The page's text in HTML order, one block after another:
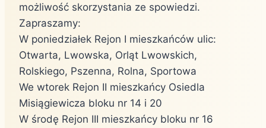
możliwość skorzystania ze spowiedzi.
Zapraszamy:
W poniedziałek Rejon I mieszkańców ulic:
Otwarta, Lwowska, Orląt Lwowskich,
Rolskiego, Pszenna, Rolna, Sportowa
We wtorek Rejon II mieszkańcy Osiedla
Misiągiewicza bloku nr 14 i 20
W środę Rejon III mieszkańcy bloku nr 16